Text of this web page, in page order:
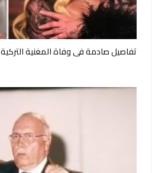
تفاصيل صادمة في وفاة المغنية التركية Güllü.. ابنتها قتلتها عمداً